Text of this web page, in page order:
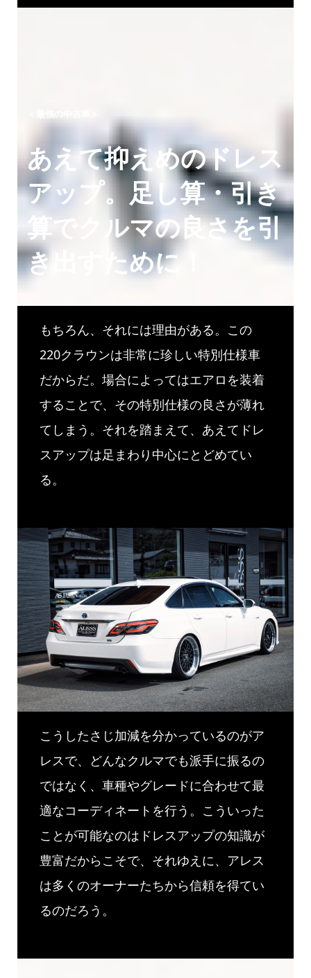
あえて抑えめのドレス
アップ。足し算・引き
算でクルマの良さを引
き出すために！
もちろん、それには理由がある。この
220クラウンは非常に珍しい特別仕様車
だからだ。場合によってはエアロを装着
することで、その特別仕様の良さが薄れ
てしまう。それを踏まえて、あえてドレ
スアップは足まわり中心にとどめてい
る。
こうしたさじ加減を分かっているのがア
レスで、どんなクルマでも派手に振るの
ではなく、車種やグレードに合わせて最
適なコーディネートを行う。こういった
ことが可能なのはドレスアップの知識が
豊富だからこそで、それゆえに、アレス
は多くのオーナーたちから信頼を得てい
るのだろう。